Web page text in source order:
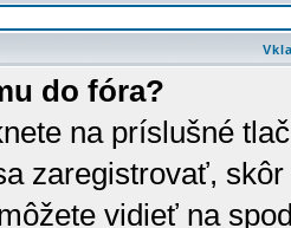
do fóra?
na príslušné
zaregistrovať,
vidieť na